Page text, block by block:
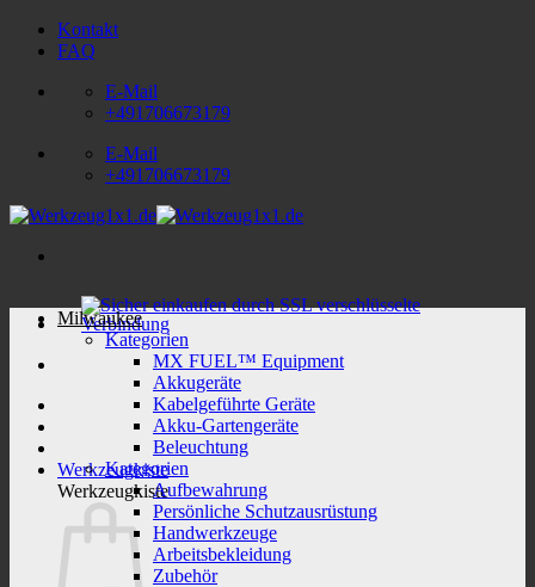
Zum
Inhalt
Kontakt
FAQ
E-Mail
+491706673179
E-Mail
+491706673179
Werkzeugkiste
Werkzeugkiste
Milwaukee
Kategorien
MX FUEL™ Equipment
Akkugeräte
Kabelgeführte Geräte
Akku-Gartengeräte
Beleuchtung
Kategorien
Aufbewahrung
Persönliche Schutzausrüstung
Handwerkzeuge
Arbeitsbekleidung
Zubehör